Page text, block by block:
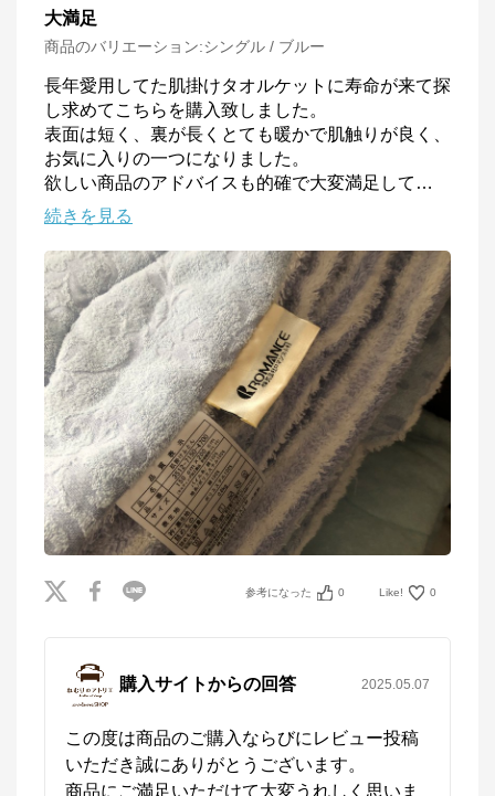
大満足
商品のバリエーション:シングル / ブルー
長年愛用してた肌掛けタオルケットに寿命が来て探
し求めてこちらを購入致しました。
表面は短く、裏が長くとても暖かで肌触りが良く、
お気に入りの一つになりました。
欲しい商品のアドバイスも的確で大変満足して …
続きを見る
参考になった 0 Like! 0
購入サイトからの回答 2025.05.07
この度は商品のご購入ならびにレビュー投稿
いただき誠にありがとうございます。
商品にご満足いただけて大変うれしく思いま